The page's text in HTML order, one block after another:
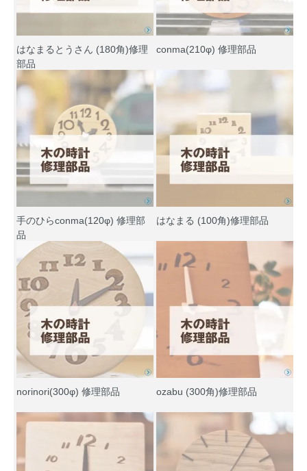
はなまるとうさん (180角)修理
部品
conma(210φ) 修理部品
手のひらconma(120φ) 修理部
品
はなまる (100角)修理部品
norinori(300φ) 修理部品 ozabu (300角)修理部品